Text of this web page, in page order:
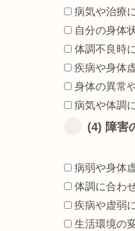
病気や治療
自分の身体
体調不良時
疾病や身体
身体の異常
病気や体調
(4) 障害
病弱や身体
体調に合わ
疾病や虚弱
生活環境の